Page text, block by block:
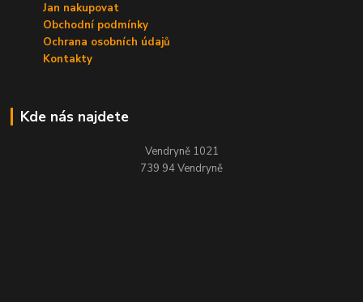
Jan nakupovat
Obchodní podmínky
Ochrana osobních údajů
Kontakty
Kde nás najdete
Vendryně 1021
739 94 Vendryně